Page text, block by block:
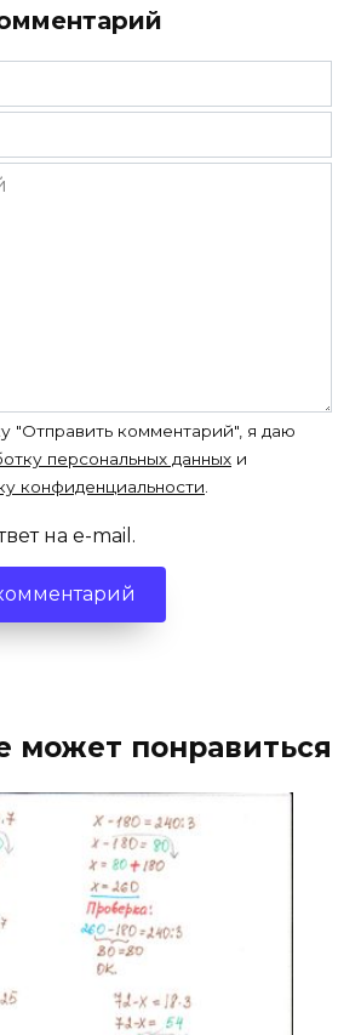
"Отправить комментарий", я даю
персональных данных и
конфиденциальности.
на e-mail.
может понравиться